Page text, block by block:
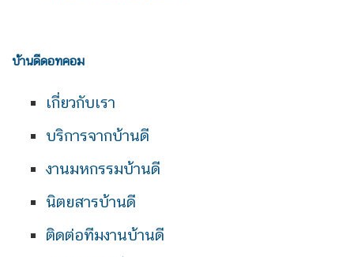
บ้านดีดอทคอม
เกี่ยวกับเรา
บริการจากบ้านดี
งานมหกรรมบ้านดี
นิตยสารบ้านดี
ติดต่อทีมงานบ้านดี